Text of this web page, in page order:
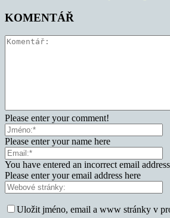
KOMENTÁŘ
Please enter your comment!
Please enter your name here
You have entered an incorrect email
Please enter your email address here
Uložit jméno, email a www stránky v